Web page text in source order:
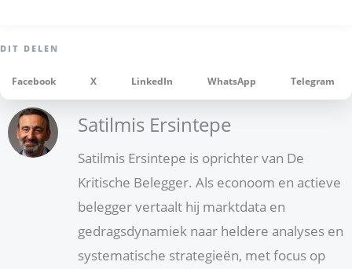
Facebook X LinkedIn WhatsApp Telegram
Satilmis Ersintepe
Satilmis Ersintepe is oprichter van De
Kritische Belegger. Als econoom en actieve
belegger vertaalt hij marktdata en
gedragsdynamiek naar heldere analyses en
systematische strategieën, met focus op